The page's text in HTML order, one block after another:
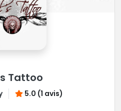
Tattoo
5.0 (1 avis)